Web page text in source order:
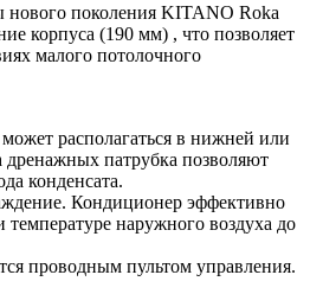
поколения KITANO Roka
корпуса (190 мм) , что позволяет
малого потолочного
располагаться в нижней или
дренажных патрубка позволяют
конденсата.
Кондиционер эффективно
наружного воздуха до
проводным пультом управления.